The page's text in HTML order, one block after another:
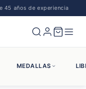
45 años de experiencia
MEDALLAS